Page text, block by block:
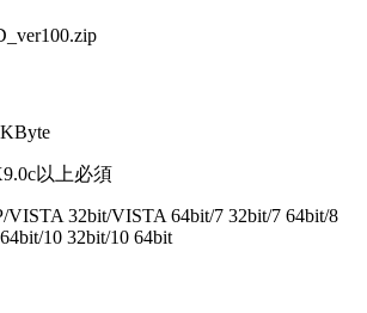
以上必須
VISTA 32bit/VISTA 64bit/7 32bit/7 64bit/8
10 32bit/10 64bit